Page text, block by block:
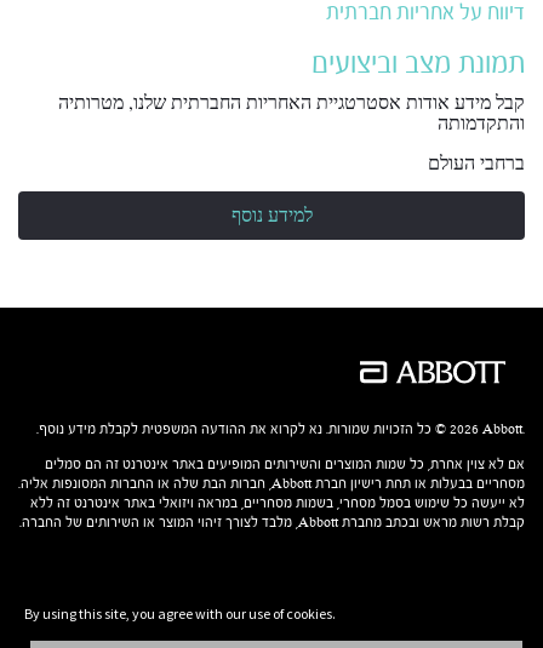
דיווח על אחריות חברתית
תמונת מצב וביצועים
קבל מידע אודות אסטרטגיית האחריות החברתית שלנו, מטרותיה
והתקדמותה
ברחבי העולם
למידע נוסף
‎© 2026 Abbott.‎ כל הזכויות שמורות. נא לקרוא את ההודעה המשפטית לקבלת מידע נוסף.
אם לא צוין אחרת, כל שמות המוצרים והשירותים המופיעים באתר אינטרנט זה הם סמלים
מסחריים בבעלות או תחת רישיון חברת Abbott, חברות הבת שלה או החברות המסונפות אליה.
לא ייעשה כל שימוש בסמל מסחרי, בשמות מסחריים, במראה ויזואלי באתר אינטרנט זה ללא
קבלת רשות מראש ובכתב מחברת Abbott, מלבד לצורך זיהוי המוצר או השירותים של החברה.
By using this site, you agree with our use of cookies.